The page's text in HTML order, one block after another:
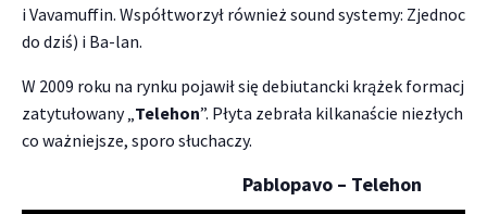
i Vavamuffin. Współtworzył również sound systemy:
do dziś) i Ba-lan.
W 2009 roku na rynku pojawił się debiutancki krążek formacji
zatytułowany „Telehon”. Płyta zebrała kilkanaście niezłych
co ważniejsze, sporo słuchaczy.
Pablopavo – Telehon